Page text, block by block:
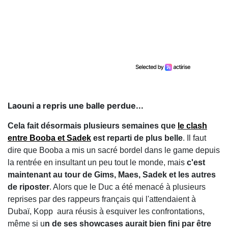
Laouni a repris une balle perdue...
Cela fait désormais plusieurs semaines que le clash
entre Booba et Sadek est reparti de plus belle. Il faut
dire que Booba a mis un sacré bordel dans le game depuis
la rentrée en insultant un peu tout le monde, mais c'est
maintenant au tour de Gims, Maes, Sadek et les autres
de riposter. Alors que le Duc a été menacé à plusieurs
reprises par des rappeurs français qui l'attendaient à
Dubaï, Kopp aura réusis à esquiver les confrontations,
même si un de ses showcases aurait bien fini par être